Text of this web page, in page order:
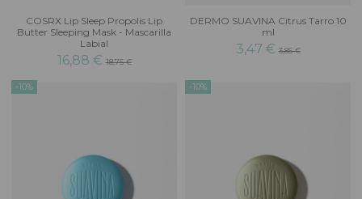
COSRX Lip Sleep Propolis Lip
Butter Sleeping Mask - Mascarilla
Labial
16,88 €18,75 €
DERMO SUAVINA Citrus Tarro 10
ml
3,47 €3,85 €
-10% -10%